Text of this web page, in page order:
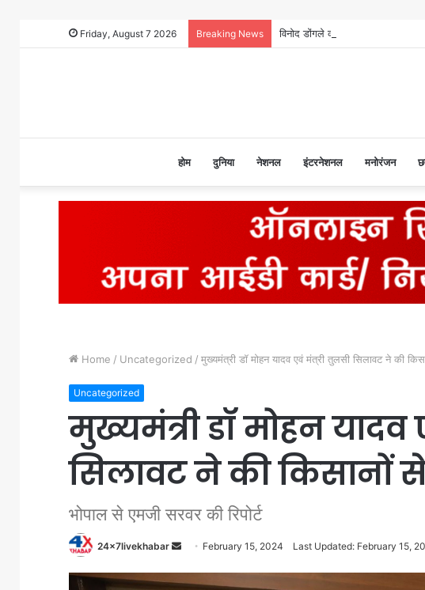
Friday, August 7 2026 Breaking News
होम दुनिया नेशनल इंटरनेशनल मनोरंजन
Home / Uncategorized / मुख्यमंत्री डॉ मोहन यादव एवं मंत्री तुलसी सिलावट ने की
Uncategorized
मुख्यमंत्री डॉ मोहन यादव
सिलावट ने की किसानों
भोपाल से एमजी सरवर की रिपोर्ट
24x7livekhabar
Send
email
February 15, 2024 Last Updated: February 15,